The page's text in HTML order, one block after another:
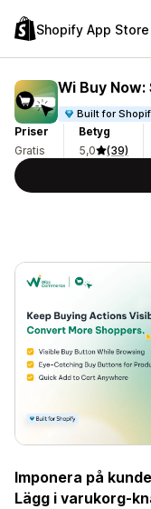
Shopify App Store
Wi Buy
Built for
Priser
Gratis
Betyg
5,0
(39)
Imponera på
Lägg i varukorg-